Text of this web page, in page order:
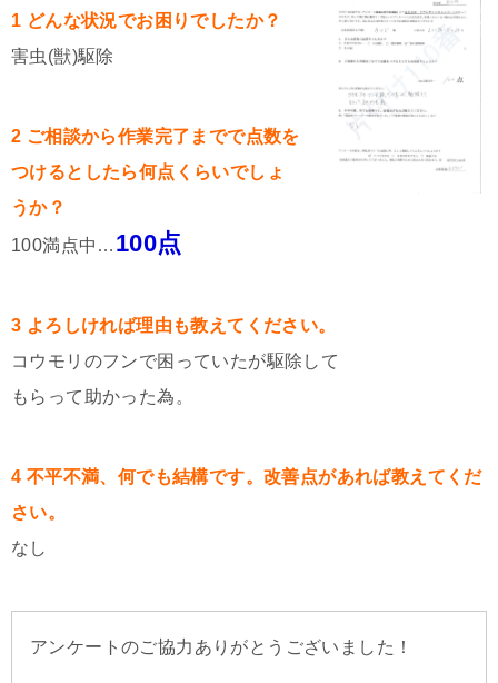
1 どんな状況でお困りでしたか？
害虫(獣)駆除
2 ご相談から作業完了までで点数を
つけるとしたら何点くらいでしょ
うか？
100満点中… 100点
3 よろしければ理由も教えてください。
コウモリのフンで困っていたが駆除して
もらって助かった為。
4 不平不満、何でも結構です。改善点があれば教えてくだ
さい。
なし
アンケートのご協力ありがとうございました！